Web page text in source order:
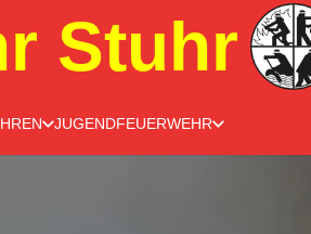
Stuhr
JUGENDFEUERWEHR